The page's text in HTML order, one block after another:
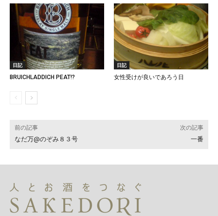
日記
BRUICHLADDICH PEAT!?
日記
女性受けが良いであろう日
前の記事
なだ万@のぞみ８３号
次の記事
一番